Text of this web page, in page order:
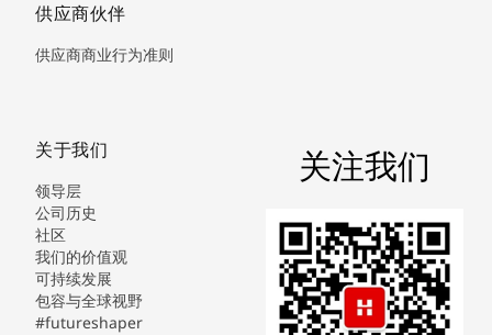
供应商伙伴
供应商商业行为准则
关于我们
领导层
公司历史
社区
我们的价值观
可持续发展
包容与全球视野
#futureshaper
关注我们